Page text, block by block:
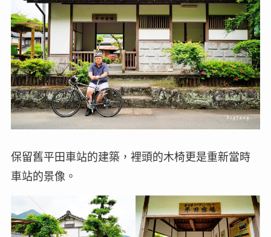
保留舊平田車站的建築，裡頭的木椅更是重新當時
車站的景像。